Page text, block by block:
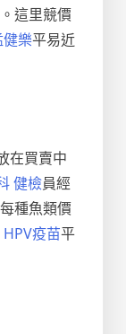
這里競價
樂平易近
在買賣中
健檢員經
種魚類價
疫苗平